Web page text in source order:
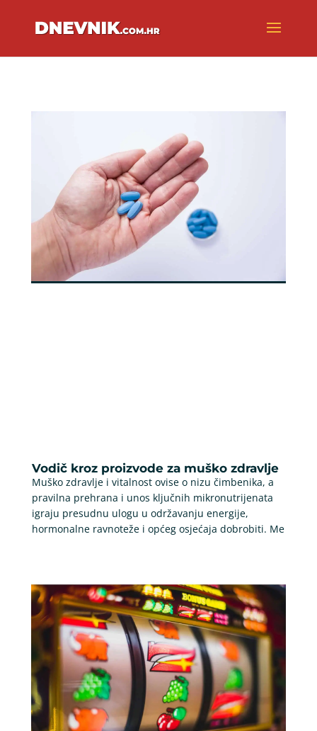
Vodič kroz proizvode za muško zdravlje
Muško zdravlje i vitalnost ovise o nizu čimbenika, a
pravilna prehrana i unos ključnih mikronutrijenata
igraju presudnu ulogu u održavanju energije,
hormonalne ravnoteže i općeg osjećaja dobrobiti. Me